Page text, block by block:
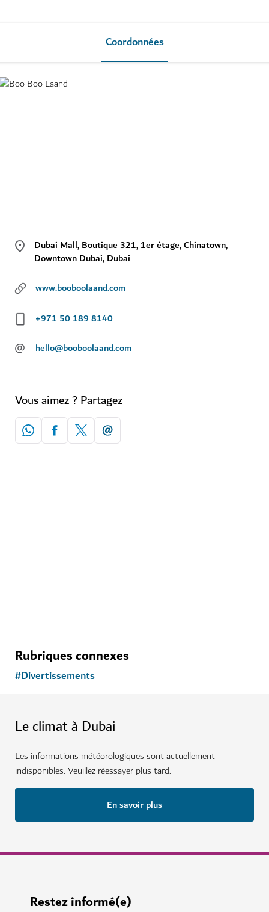
Coordonnées
Dubai Mall, Boutique 321, 1er étage, Chinatown,
Downtown Dubai, Dubai
www.booboolaand.com
+971 50 189 8140
@ hello@booboolaand.com
Vous aimez ? Partagez
Rubriques connexes
#Divertissements
Le climat à Dubai
Les informations météorologiques sont actuellement
indisponibles. Veuillez réessayer plus tard.
En savoir plus
Restez informé(e)